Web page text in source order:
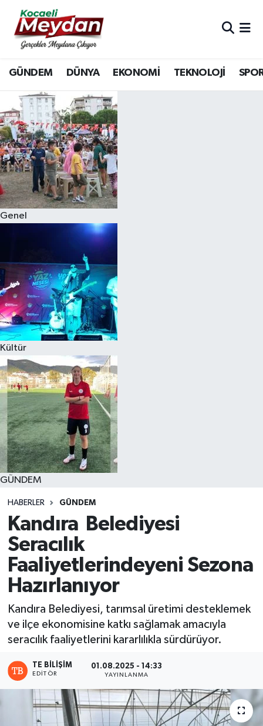
GÜNDEM DÜNYA EKONOMİ TEKNOLOJİ
Genel
Kültür
GÜNDEM
HABERLER GÜNDEM
Kandıra Belediyesi
Seracılık
Faaliyetlerindeyeni Sezona
Hazırlanıyor
Kandıra Belediyesi, tarımsal üretimi desteklemek
ve ilçe ekonomisine katkı sağlamak amacıyla
seracılık faaliyetlerini kararlılıkla sürdürüyor.
TE BILIŞIM
EDITÖR
01.08.2025 - 14:33
YAYINLANMA
Nöbetçi Eczaneler
Hava Durumu
Trafik Durumu
Süper Lig Puan Durumu ve Fikstür
Tüm Manşetler
Son Dakika Haberleri
Haber Arşivi